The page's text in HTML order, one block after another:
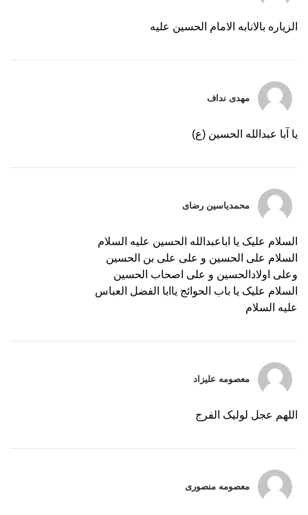
الزیاره بالانابه الامام الحسین علیه
مهدی نداف
یا آبا عبدالله الحسین (ع)
محمدیاسین رضای
السلام علیک یا اباعبدالله الحسین علیه السلام
السلام علی الحسین و علی علی بن الحسین
وعلی اولادالحسین و علی اصحاب الحسین
السلام علیک یا باب الحوائج یاابا الفضل العباس
علیه السلام
معصومه علیزاد
اللهم عجل لولیک الفرج
معصومه منصوری